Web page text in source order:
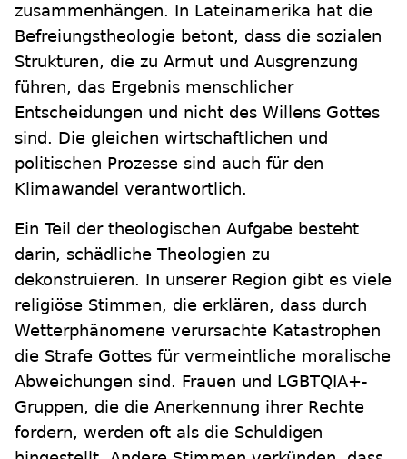
zusammenhängen. In Lateinamerika hat die
Befreiungstheologie betont, dass die sozialen
Strukturen, die zu Armut und Ausgrenzung
führen, das Ergebnis menschlicher
Entscheidungen und nicht des Willens Gottes
sind. Die gleichen wirtschaftlichen und
politischen Prozesse sind auch für den
Klimawandel verantwortlich.
Ein Teil der theologischen Aufgabe besteht
darin, schädliche Theologien zu
dekonstruieren. In unserer Region gibt es viele
religiöse Stimmen, die erklären, dass durch
Wetterphänomene verursachte Katastrophen
die Strafe Gottes für vermeintliche moralische
Abweichungen sind. Frauen und LGBTQIA+-
Gruppen, die die Anerkennung ihrer Rechte
fordern, werden oft als die Schuldigen